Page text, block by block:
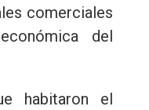
comerciales
del
habitaron el